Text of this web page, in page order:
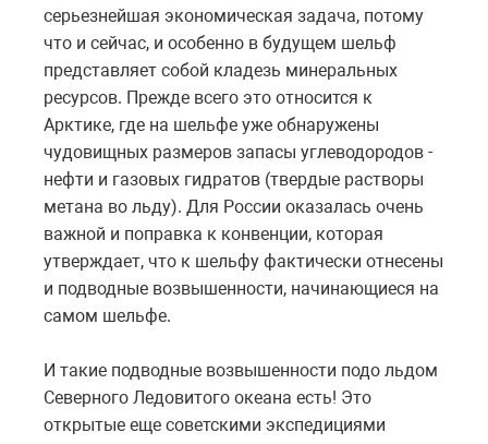
серьезнейшая экономическая задача, потому
что и сейчас, и особенно в будущем шельф
представляет собой кладезь минеральных
ресурсов. Прежде всего это относится к
Арктике, где на шельфе уже обнаружены
чудовищных размеров запасы углеводородов -
нефти и газовых гидратов (твердые растворы
метана во льду). Для России оказалась очень
важной и поправка к конвенции, которая
утверждает, что к шельфу фактически отнесены
и подводные возвышенности, начинающиеся на
самом шельфе.
И такие подводные возвышенности подо льдом
Северного Ледовитого океана есть! Это
открытые еще советскими экспедициями